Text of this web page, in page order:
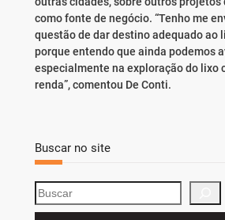
como fonte de negócio. “Tenho me
questão de dar destino adequado ao
porque entendo que ainda podemos
especialmente na exploração do lixo
renda”, comentou De Conti.
Buscar no site
S
e